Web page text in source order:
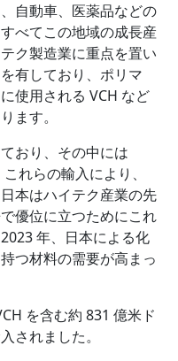
自動車、医薬品などの
べてこの地域の成長産
ク製造業に重点を置い
有しており、ポリマ
使用される VCH など
ます。
おり、その中には
れらの輸入により、
本はハイテク産業の先
優位に立つためにこれ
年、日本による化
つ材料の需要が高まっ
を含む約 831 億米ド
されました。